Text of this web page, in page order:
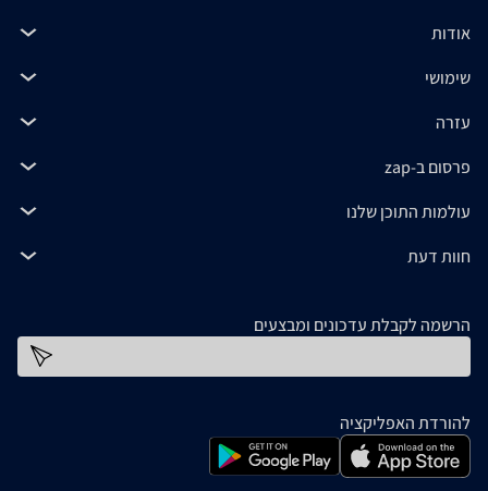
אודות
שימושי
עזרה
פרסום ב-zap
עולמות התוכן שלנו
חוות דעת
הרשמה לקבלת עדכונים ומבצעים
להורדת האפליקציה